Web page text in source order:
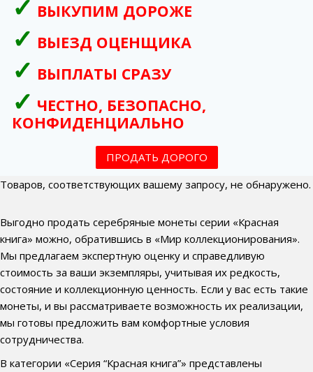
ВЫКУПИМ ДОРОЖЕ
ВЫЕЗД ОЦЕНЩИКА
ВЫПЛАТЫ СРАЗУ
ЧЕСТНО, БЕЗОПАСНО,
КОНФИДЕНЦИАЛЬНО
ПРОДАТЬ ДОРОГО
Товаров, соответствующих вашему запросу, не обнаружено.
Выгодно продать серебряные монеты серии «Красная
книга» можно, обратившись в «Мир коллекционирования».
Мы предлагаем экспертную оценку и справедливую
стоимость за ваши экземпляры, учитывая их редкость,
состояние и коллекционную ценность. Если у вас есть такие
монеты, и вы рассматриваете возможность их реализации,
мы готовы предложить вам комфортные условия
сотрудничества.
В категории «Серия “Красная книга”» представлены